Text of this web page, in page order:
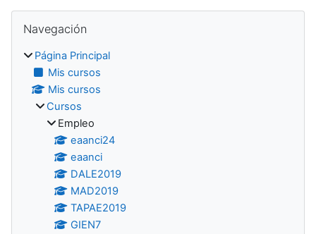
Bloques
Navegación
Página Principal
Mis cursos
Mis cursos
Cursos
Empleo
eaanci24
eaanci
DALE2019
MAD2019
TAPAE2019
GIEN7